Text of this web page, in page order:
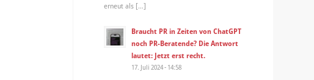
erneut als […]
Braucht PR in Zeiten von ChatGPT
noch PR-Beratende? Die Antwort
lautet: Jetzt erst recht.
17. Juli 2024 - 14:58